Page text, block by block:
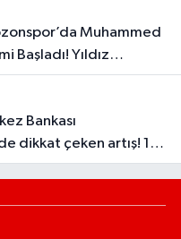
Başladı! Yıldız
Çıktı..
dikkat çeken artış! 1
dolar yükseldi..